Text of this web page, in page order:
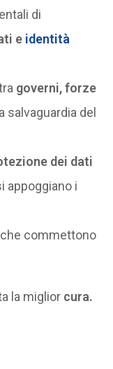
di
e identità
governi, forze
salvaguardia del
dei dati
appoggiano i
commettono
la miglior cura.